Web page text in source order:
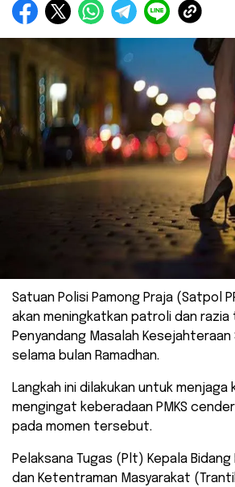
Satuan Polisi Pamong Praja (Satpol
akan meningkatkan patroli dan razia
Penyandang Masalah Kesejahteraan
selama bulan Ramadhan.
Langkah ini dilakukan untuk
mengingat keberadaan PMKS
pada momen tersebut.
Pelaksana Tugas (Plt) Kepala
dan Ketentraman Masyarakat